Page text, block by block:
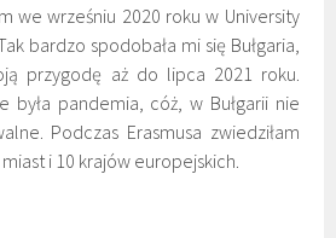
we wrześniu 2020 roku w University
bardzo spodobała mi się Bułgaria,
przygodę aż do lipca 2021 roku.
była pandemia, cóż, w Bułgarii nie
Podczas Erasmusa zwiedziłam
i 10 krajów europejskich.